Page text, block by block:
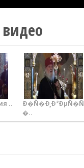
..
Ð�Ñ�Ð¸Ð²ÐµÑ�Ñ
�..